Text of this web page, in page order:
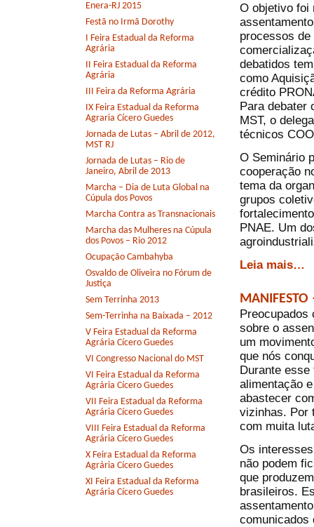
Enera-RJ 2015
Festã no Irmã Dorothy
I Feira Estadual da Reforma
Agrária
II Feira Estadual da Reforma
Agrária
III Feira da Reforma Agrária
IX Feira Estadual da Reforma
Agraria Cícero Guedes
Jornada de Lutas – Abril de 2012,
MST RJ
Jornada de Lutas – Rio de
Janeiro, Abril de 2013
Marcha – Dia de Luta Global na
Cúpula dos Povos
Marcha Contra as Transnacionais
Marcha das Mulheres na Cúpula
dos Povos – Rio 2012
Ocupação Cambahyba
Osvaldo de Oliveira no Fórum de
Justiça
Sem Terrinha 2013
Sem-Terrinha na Baixada – 2012
V Feira Estadual da Reforma
Agrária Cícero Guedes
VI Congresso Nacional do MST
VI Feira Estadual da Reforma
Agrária Cícero Guedes
VII Feira Estadual da Reforma
Agrária Cícero Guedes
VIII Feira Estadual da Reforma
Agrária Cícero Guedes
X Feira Estadual da Reforma
Agrária Cícero Guedes
XI Feira Estadual da Reforma
Agrária Cícero Guedes
O objetivo foi
processos
debatidos
como
crédito
Para debater
MST, o
técnicos
O Seminário
cooperação
tema da
grupos
PNAE. Um
Leia mais…
Preocupados
sobre o
um
que nós
Durante
alimentação
abastecer
vizinhas. Por
com muita
Os
não podem
que
brasileiros.
comunicados